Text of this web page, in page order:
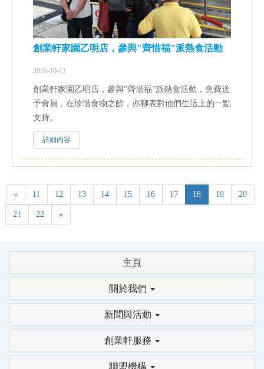
創業軒家園乙明店，參與"齊惜福"派熱食活動
2016-10-11
創業軒家園乙明店，參與"齊惜福"派熱食活動，免費送
予會員，在珍惜食物之餘，亦聊表對他們生活上的一點
支持。
詳細內容
« 11 12 13 14 15 16 17 18 19 20
21 22 »
主頁
關於我們
新聞與活動
創業軒服務
聯盟機構